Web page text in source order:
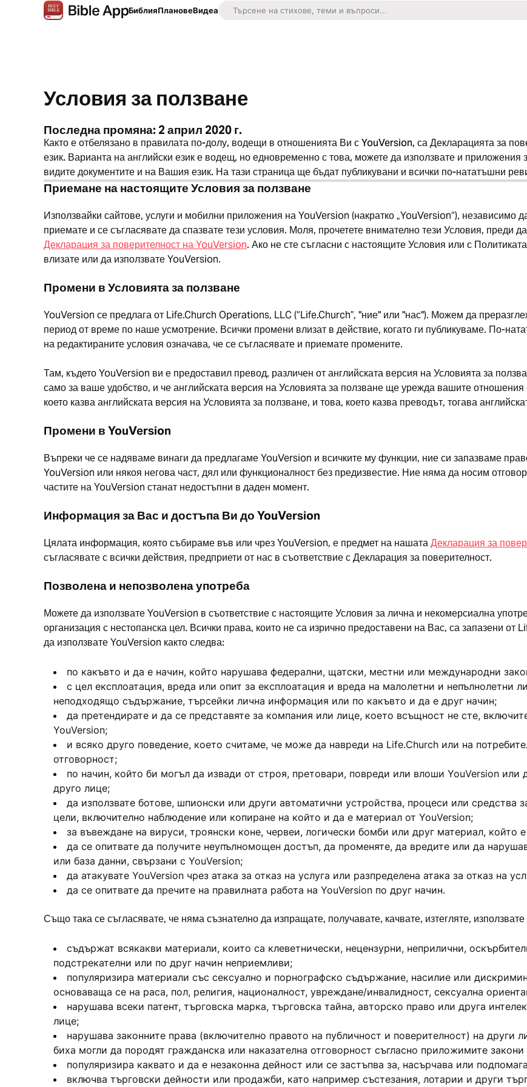
БиблияПлановеВидеа
Условия за ползване
Последна промяна: 2 април 2020 г.
Както е отбелязано в правилата по-долу, водещи в отношенията Ви с YouVersion, са Декларацията за
език. Варианта на английски език е водещ, но едновременно с това, можете да използвате и
видите документите и на Вашия език. На тази страница ще бъдат публикувани и всички по-нататъшни
Приемане на настоящите Условия за ползване
Използвайки сайтове, услуги и мобилни приложения на YouVersion (накратко „YouVersion“), независимо
приемате и се съгласявате да спазвате тези условия. Моля, прочетете внимателно тези Условия, преди
Декларация за поверителност на YouVersion. Ако не сте съгласни с настоящите Условия или с
влизате или да използвате YouVersion.
Промени в Условията за ползване
YouVersion се предлага от Life.Church Operations, LLC (“Life.Church”, "ние" или "нас"). Можем да
период от време по наше усмотрение. Всички промени влизат в действие, когато ги публикуваме. По-
на редактираните условия означава, че се съгласявате и приемате промените.
Там, където YouVersion ви е предоставил превод, различен от английската версия на Условията за
само за ваше удобство, и че английската версия на Условията за ползване ще урежда вашите
което казва английската версия на Условията за ползване, и това, което казва преводът, тогава
Промени в YouVersion
Въпреки че се надяваме винаги да предлагаме YouVersion и всичките му функции, ние си запазваме
YouVersion или някоя негова част, дял или функционалност без предизвестие. Ние няма да носим
частите на YouVersion станат недостъпни в даден момент.
Информация за Вас и достъпа Ви до YouVersion
Цялата информация, която събираме във или чрез YouVersion, е предмет на нашатаДекларация за
съгласявате с всички действия, предприети от нас в съответствие с Декларация за поверителност.
Позволена и непозволена употреба
Можете да използвате YouVersion в съответствие с настоящите Условия за лична и некомерсиална
организация с нестопанска цел. Всички права, които не са изрично предоставени на Вас, са запазени
да използвате YouVersion както следва:
по какъвто и да е начин, който нарушава федерални, щатски, местни или международни
с цел експлоатация, вреда или опит за експлоатация и вреда на малолетни и непълнолетни
неподходящо съдържание, търсейки лична информация или по какъвто и да е друг начин;
да претендирате и да се представяте за компания или лице, което всъщност не сте,
YouVersion;
и всяко друго поведение, което считаме, че може да навреди на Life.Church или на
отговорност;
по начин, който би могъл да извади от строя, претовари, повреди или влоши YouVersion или
друго лице;
да използвате ботове, шпионски или други автоматични устройства, процеси или средства
цели, включително наблюдение или копиране на който и да е материал от YouVersion;
за въвеждане на вируси, троянски коне, червеи, логически бомби или друг материал, който
да се опитвате да получите неупълномощен достъп, да променяте, да вредите или да
или база данни, свързани с YouVersion;
да атакувате YouVersion чрез атака за отказ на услуга или разпределена атака за отказ на
да се опитвате да пречите на правилната работа на YouVersion по друг начин.
Също така се съгласявате, че няма съзнателно да изпращате, получавате, качвате, изтегляте,
съдържат всякакви материали, които са клеветнически, нецензурни, неприлични,
подстрекателни или по друг начин неприемливи;
популяризира материали със сексуално и порнографско съдържание, насилие или
основаваща се на раса, пол, религия, националност, увреждане/инвалидност, сексуална
нарушава всеки патент, търговска марка, търговска тайна, авторско право или друга
лице;
нарушава законните права (включително правото на публичност и поверителност) на
биха могли да породят гражданска или наказателна отговорност съгласно приложимите
популяризира каквато и да е незаконна дейност или се застъпва за, насърчава или
включва търговски дейности или продажби, като например състезания, лотарии и други